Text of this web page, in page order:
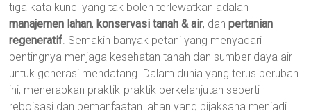
tiga kata kunci yang tak boleh terlewatkan adalah
manajemen lahan, konservasi tanah & air, danpertanian
regeneratif. Semakin banyak petani yang menyadari
pentingnya menjaga kesehatan tanah dan sumber daya air
untuk generasi mendatang. Dalam dunia yang terus berubah
ini, menerapkan praktik-praktik berkelanjutan seperti
reboisasi dan pemanfaatan lahan yang bijaksana menjadi